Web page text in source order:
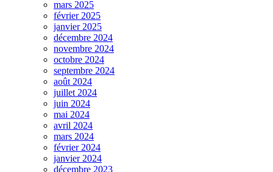
mars 2025
février 2025
janvier 2025
décembre 2024
novembre 2024
octobre 2024
septembre 2024
août 2024
juillet 2024
juin 2024
mai 2024
avril 2024
mars 2024
février 2024
janvier 2024
décembre 2023